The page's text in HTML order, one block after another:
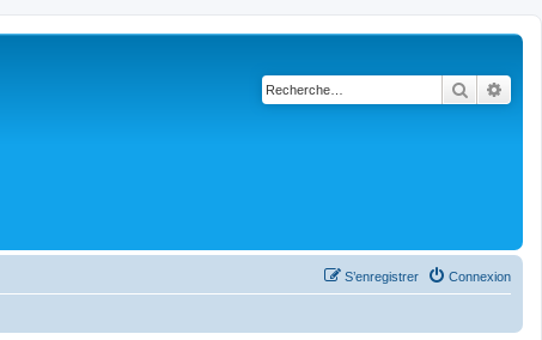
Connexion
S’enregistrer